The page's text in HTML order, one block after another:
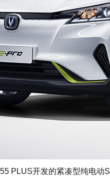
开发的紧凑型纯电动